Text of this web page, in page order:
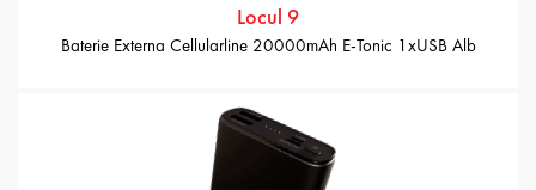
Locul 9
Baterie Externa Cellularline 20000mAh E-Tonic 1xUSB Alb